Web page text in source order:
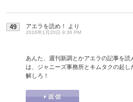
49 アエラを読め！ より
2016年1月20日 9:36 PM
あんた、週刊新調とかアエラの記事を
は、ジャニーズ事務所とキムタクの起
解しろ！